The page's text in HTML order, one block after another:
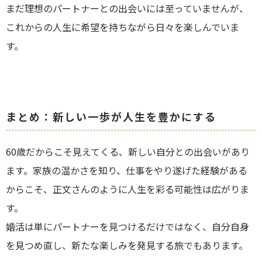
まだ理想のパートナーとの出会いには至っていませんが、
これからの人生に希望を持ちながら日々を楽しんでいま
す。
まとめ：新しい一歩が人生を豊かにする
60歳だからこそ見えてくる、新しい自分との出会いがあり
ます。家族の温かさを知り、仕事をやり遂げた経験がある
からこそ、正文さんのように人生を彩る可能性は広がりま
す。
婚活は単にパートナーを見つけるだけではなく、自分自身
を見つめ直し、新たな楽しみを発見する旅でもあります。